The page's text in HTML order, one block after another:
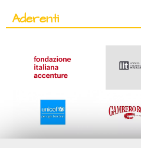
Aderenti